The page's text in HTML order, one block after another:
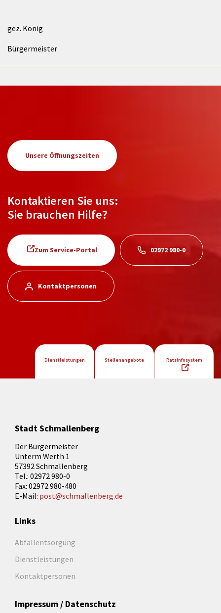
gez. König
Bürgermeister
Unsere Öffnungszeiten
Kontaktieren Sie uns:
Sie brauchen Hilfe?
Zum Service-Portal 02972 980-0
Kontaktpersonen
Dienstleistungen Stellenangebote Ratsinfosystem
Stadt Schmallenberg
Der Bürgermeister
Unterm Werth 1
57392 Schmallenberg
Tel.: 02972 980-0
Fax: 02972 980-480
E-Mail: post@schmallenberg.de
Links
Abfallentsorgung
Dienstleistungen
Kontaktpersonen
Impressum / Datenschutz